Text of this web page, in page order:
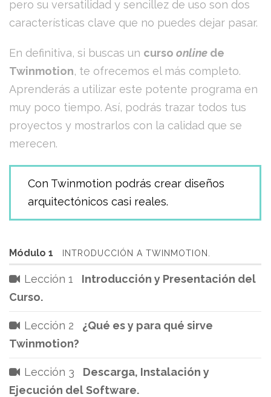
pero su versatilidad y sencillez de uso son dos
características clave que no puedes dejar pasar.
En definitiva, si buscas un curso online de
Twinmotion, te ofrecemos el más completo.
Aprenderás a utilizar este potente programa en
muy poco tiempo. Así, podrás trazar todos tus
proyectos y mostrarlos con la calidad que se
merecen.
Con Twinmotion podrás crear diseños
arquitectónicos casi reales.
Módulo 1 INTRODUCCIÓN A TWINMOTION.
Lección 1
Introducción y Presentación del
Curso.
Lección 2
¿Qué es y para qué sirve
Twinmotion?
Lección 3
Descarga, Instalación y
Ejecución del Software.